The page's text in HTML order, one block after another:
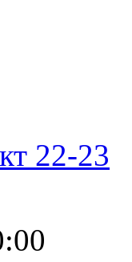
22-23